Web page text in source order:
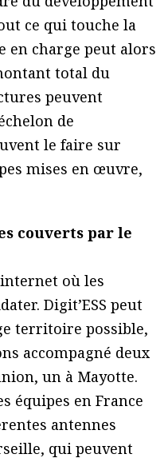
ce qui touche la
en charge peut alors
total du
peuvent
de
le faire sur
mises en œuvre,
couverts par le
où les
Digit’ESS peut
territoire possible,
accompagné deux
un à Mayotte.
équipes en France
antennes
qui peuvent